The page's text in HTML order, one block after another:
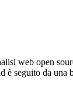
web open
seguito da